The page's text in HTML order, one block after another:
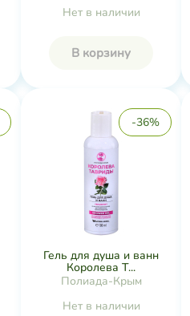
Нет в наличии
В корзину
-36%
Гель для душа и ванн
Королева Т...
Полиада-Крым
Нет в наличии